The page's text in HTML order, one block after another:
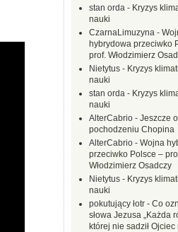
stan orda - Kryzys
nauki
CzarnaLimuzyna -
hybrydowa przeciwko
prof. Włodzimierz
Nietytus - Kryzys
nauki
stan orda - Kryzys
nauki
AlterCabrio - Jeszcze o
pochodzeniu Chopina
AlterCabrio - Wojna
przeciwko Polsce –
Włodzimierz Osadczy
Nietytus - Kryzys
nauki
pokutujący łotr - Co
słowa Jezusa „Każda
której nie sadził Ojciec